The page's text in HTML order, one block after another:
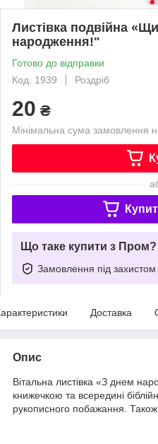
Листівка подвійна
народження!"
Готово до відправки
Код: 1939
Роздріб
20 ₴
Мінімальна сума замовлення
Що таке купити з Пром?
Замовлення під захистом
Доставка
Опис
Вітальна листівка «З днем
книжечкою та всередині
рукописного побажання.